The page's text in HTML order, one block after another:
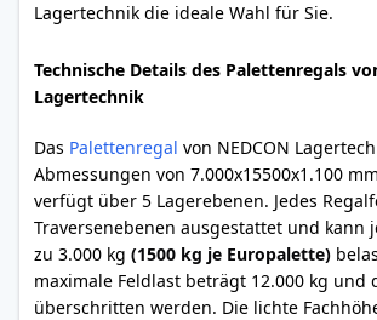
Lagertechnik die ideale Wahl für Sie.
Technische Details des Palettenregals
Lagertechnik
Das Palettenregal von NEDCON
Abmessungen von 7.000x15500x1.100
verfügt über 5 Lagerebenen. Jedes
Traversenebenen ausgestattet und kann
zu 3.000 kg (1500 kg je Europalette)
maximale Feldlast beträgt 12.000 kg und
überschritten werden. Die lichte